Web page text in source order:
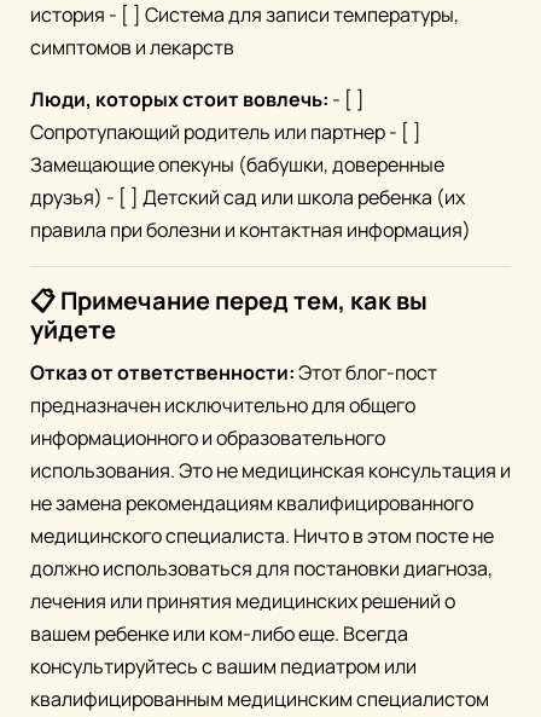
история - [ ] Система для записи температуры,
симптомов и лекарств
Люди, которых стоит вовлечь: - [ ]
Сопротупающий родитель или партнер - [ ]
Замещающие опекуны (бабушки, доверенные
друзья) - [ ] Детский сад или школа ребенка (их
правила при болезни и контактная информация)
📋 Примечание перед тем, как вы
уйдете
Отказ от ответственности:Этот блог-пост
предназначен исключительно для общего
информационного и образовательного
использования. Это не медицинская консультация и
не замена рекомендациям квалифицированного
медицинского специалиста. Ничто в этом посте не
должно использоваться для постановки диагноза,
лечения или принятия медицинских решений о
вашем ребенке или ком-либо еще. Всегда
консультируйтесь с вашим педиатром или
квалифицированным медицинским специалистом